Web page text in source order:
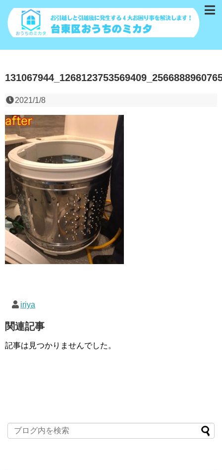
2021/1/8
iriya
関連記事
記事は見つかりませんでした。